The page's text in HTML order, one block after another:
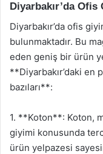
Diyarbakır’da
Diyarbakır’da ofis
bulunmaktadır. Bu
eden geniş bir ürün
**Diyarbakır’daki en
bazıları**:
1. **Koton**: Koton,
giyimi konusunda
ürün yelpazesi